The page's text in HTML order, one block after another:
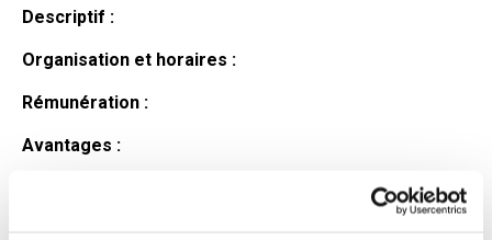
Descriptif :
Organisation et horaires :
Rémunération :
Avantages :